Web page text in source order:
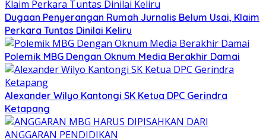
Dugaan Penyerangan Rumah Jurnalis Belum Usai, Klaim
Perkara Tuntas Dinilai Keliru
Polemik MBG Dengan Oknum Media Berakhir Damai
Alexander Wilyo Kantongi SK Ketua DPC Gerindra
Ketapang